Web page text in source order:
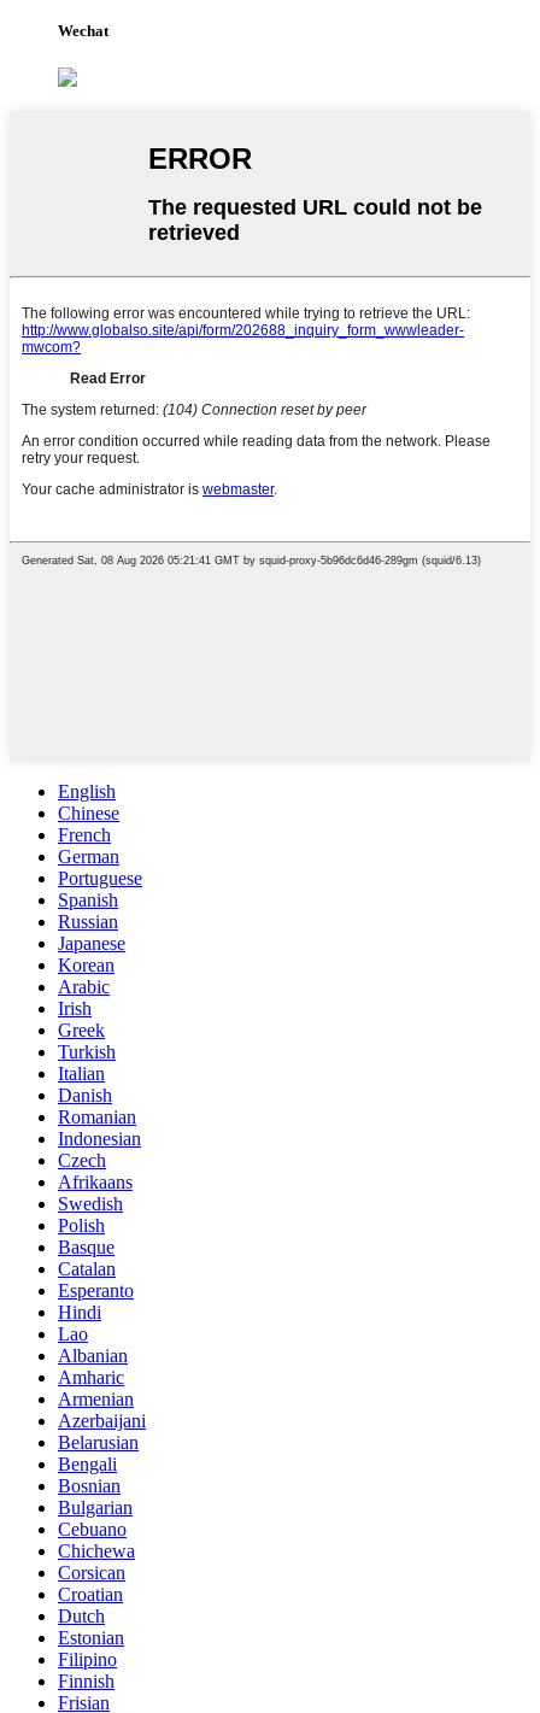
Wechat
English
Chinese
French
German
Portuguese
Spanish
Russian
Japanese
Korean
Arabic
Irish
Greek
Turkish
Italian
Danish
Romanian
Indonesian
Czech
Afrikaans
Swedish
Polish
Basque
Catalan
Esperanto
Hindi
Lao
Albanian
Amharic
Armenian
Azerbaijani
Belarusian
Bengali
Bosnian
Bulgarian
Cebuano
Chichewa
Corsican
Croatian
Dutch
Estonian
Filipino
Finnish
Frisian